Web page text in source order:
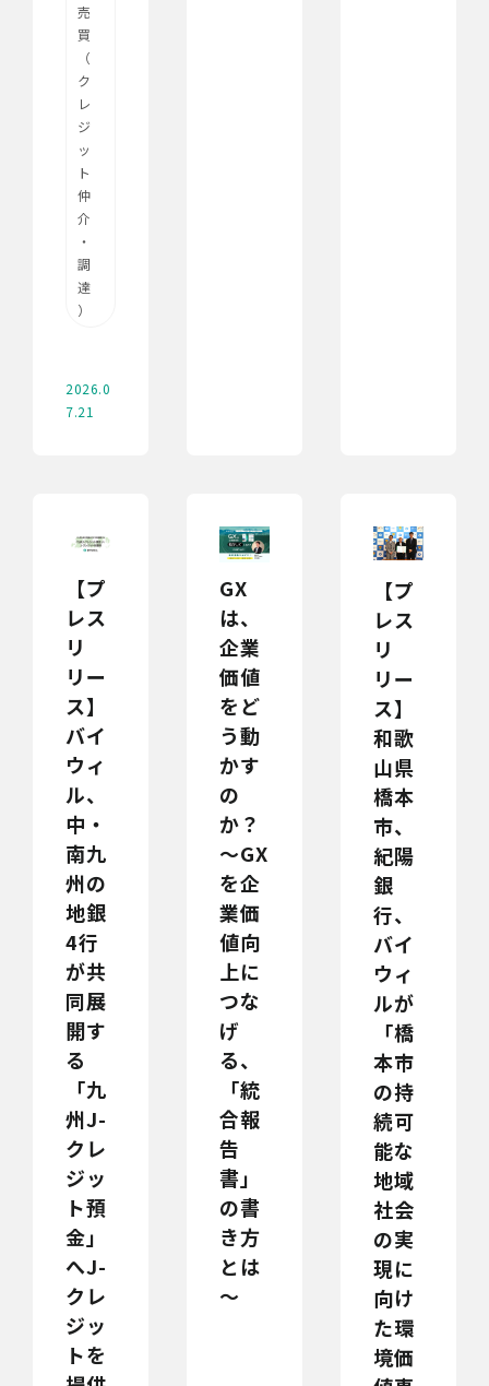
売
買
（
ク
レ
ジ
ッ
ト
仲
介
・
調
達
）
2026.0
7.21
【プ
レス
リ
リー
ス】
バイ
ウィ
ル、
中・
南九
州の
地銀
4行
が共
同展
開す
る
「九
州J-
クレ
ジッ
ト預
金」
へJ-
クレ
ジッ
トを
GX
は、
企業
価値
をど
う動
かす
の
か？
～GX
を企
業価
値向
上に
つな
げ
る、
「統
合報
告
書」
の書
き方
とは
～
【プ
レス
リ
リー
ス】
和歌
山県
橋本
市、
紀陽
銀
行、
バイ
ウィ
ルが
「橋
本市
の持
続可
能な
地域
社会
の実
現に
向け
た環
境価